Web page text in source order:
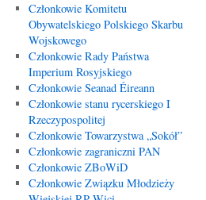
Członkowie Komitetu
Obywatelskiego Polskiego Skarbu
Wojskowego
Członkowie Rady Państwa
Imperium Rosyjskiego
Członkowie Seanad Éireann
Członkowie stanu rycerskiego I
Rzeczypospolitej
Członkowie Towarzystwa „Sokół”
Członkowie zagraniczni PAN
Członkowie ZBoWiD
Członkowie Związku Młodzieży